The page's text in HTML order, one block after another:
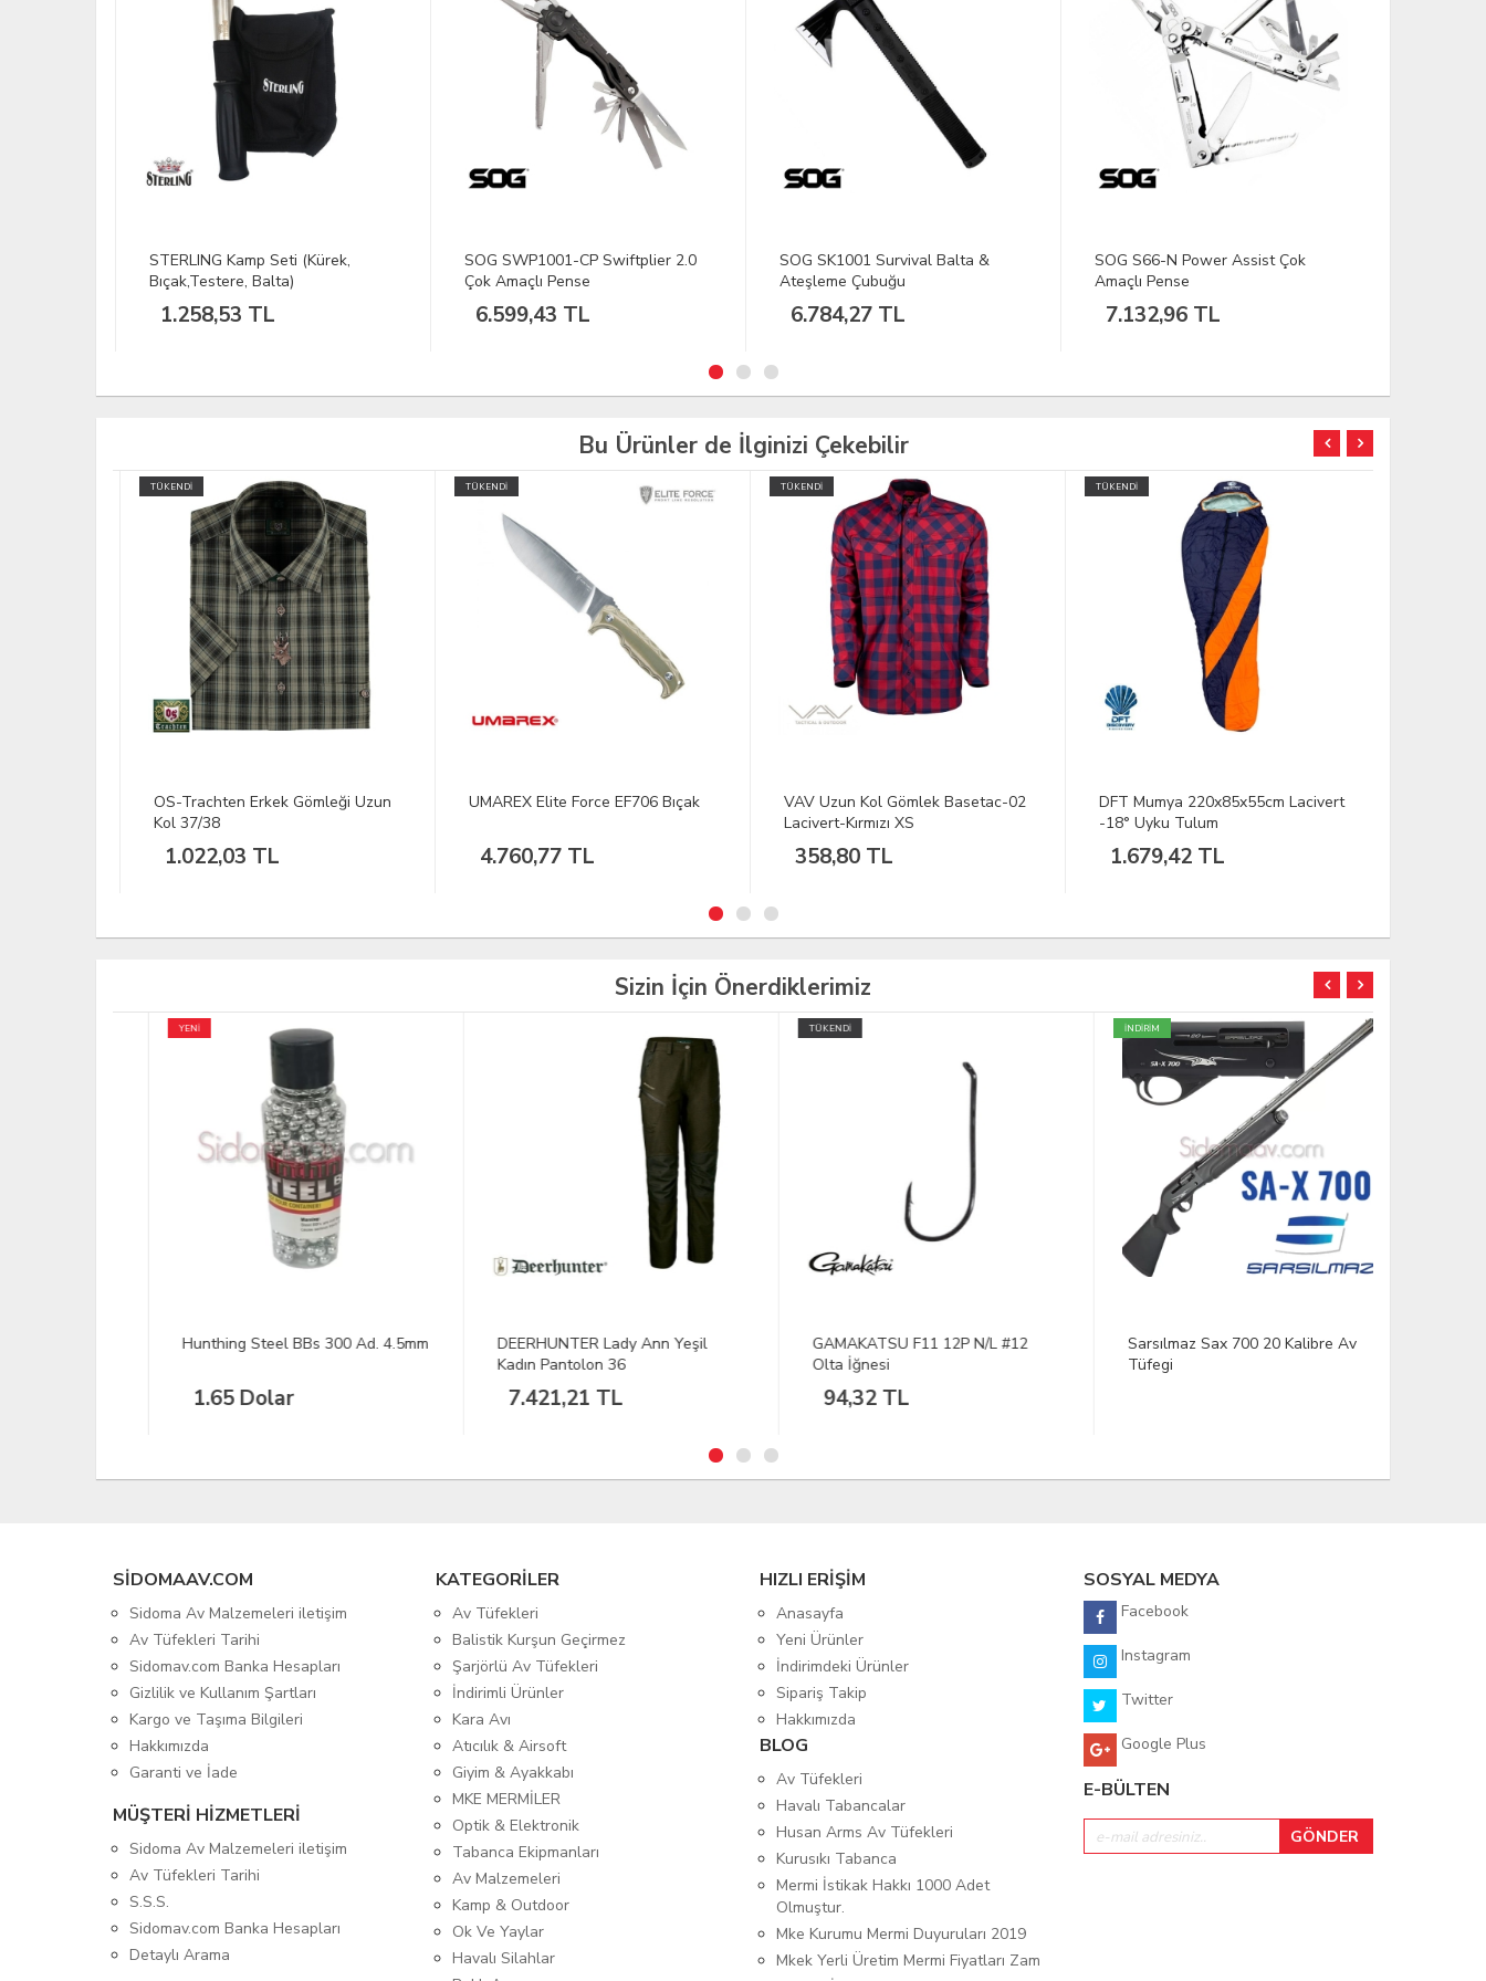
STERLING Kamp Seti (Kürek,
Bıçak,Testere, Balta)
1.258,53 TL
SOG SWP1001-CP Swiftplier 2.0
Çok Amaçlı Pense
6.599,43 TL
SOG SK1001 Survival Balta &
Ateşleme Çubuğu
6.784,27 TL
SOG S66-N Power Assist Çok
Amaçlı Pense
7.132,96 TL
Bu Ürünler de İlginizi Çekebilir
TÜKENDİ
OS-Trachten Erkek Gömleği Uzun
Kol 37/38
1.022,03 TL
TÜKENDİ
UMAREX Elite Force EF706 Bıçak
4.760,77 TL
TÜKENDİ
VAV Uzun Kol Gömlek Basetac-02
Lacivert-Kırmızı XS
358,80 TL
TÜKENDİ
DFT Mumya 220x85x55cm Lacivert
-18° Uyku Tulum
1.679,42 TL
Sizin İçin Önerdiklerimiz
Hunthing Steel BBs 300 Ad. 4.5mm
1.65 Dolar
DEERHUNTER Lady Ann Yeşil
Kadın Pantolon 36
7.421,21 TL
TÜKENDİ
GAMAKATSU F11 12P N/L #12
Olta İğnesi
94,32 TL
Sarsılmaz Sax 700 20 Kalibre Av
Tüfegi
SIDOMAAV.COM
Sidoma Av Malzemeleri iletişim
Av Tüfekleri Tarihi
Sidomav.com Banka Hesapları
Gizlilik ve Kullanım Şartları
Kargo ve Taşıma Bilgileri
Hakkımızda
Garanti ve İade
MÜŞTERİ HİZMETLERİ
Sidoma Av Malzemeleri iletişim
Av Tüfekleri Tarihi
S.S.S.
Sidomav.com Banka Hesapları
Detaylı Arama
KATEGORİLER
Av Tüfekleri
Balistik Kurşun Geçirmez
Şarjörlü Av Tüfekleri
İndirimli Ürünler
Kara Avı
Atıcılık & Airsoft
Giyim & Ayakkabı
MKE MERMİLER
Optik & Elektronik
Tabanca Ekipmanları
Av Malzemeleri
Kamp & Outdoor
Ok Ve Yaylar
Havalı Silahlar
HIZLI ERİŞİM
Anasayfa
Yeni Ürünler
İndirimdeki Ürünler
Sipariş Takip
Hakkımızda
BLOG
Av Tüfekleri
Havalı Tabancalar
Husan Arms Av Tüfekleri
Kurusıkı Tabanca
Mermi İstikak Hakkı 1000 Adet
Olmuştur.
Mke Kurumu Mermi Duyuruları 2019
Mkek Yerli Üretim Mermi Fiyatları Zam
SOSYAL MEDYA
Facebook
Instagram
Twitter
Google Plus
E-BÜLTEN